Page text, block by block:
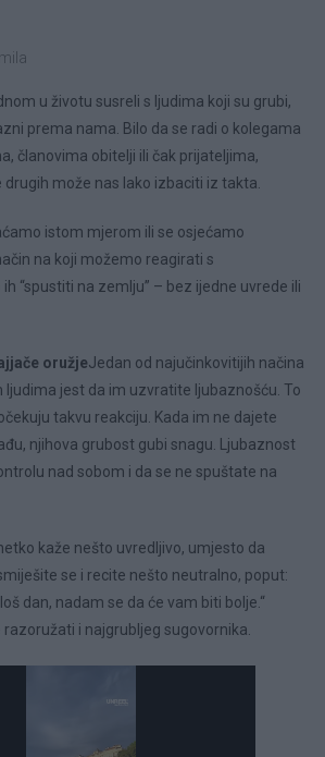
u životu susreli s ljudima koji su grubi,
prema nama. Bilo da se radi o kolegama
članovima obitelji ili čak prijateljima,
može nas lako izbaciti iz takta.
istom mjerom ili se osjećamo
na koji možemo reagirati s
“spustiti na zemlju” – bez ijedne uvrede ili
oružjeJedan od najučinkovitijih načina
ljudima jest da im uzvratite ljubaznošću. To
takvu reakciju. Kada im ne dajete
njihova grubost gubi snagu. Ljubaznost
nad sobom i da se ne spuštate na
kaže nešto uvredljivo, umjesto da
se i recite nešto neutralno, poput:
dan, nadam se da će vam biti bolje.“
i najgrubljeg sugovornika.